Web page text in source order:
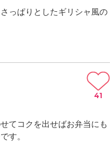
っぱりとしたギリシャ風の
てコクを出せばお弁当にも
す。
41